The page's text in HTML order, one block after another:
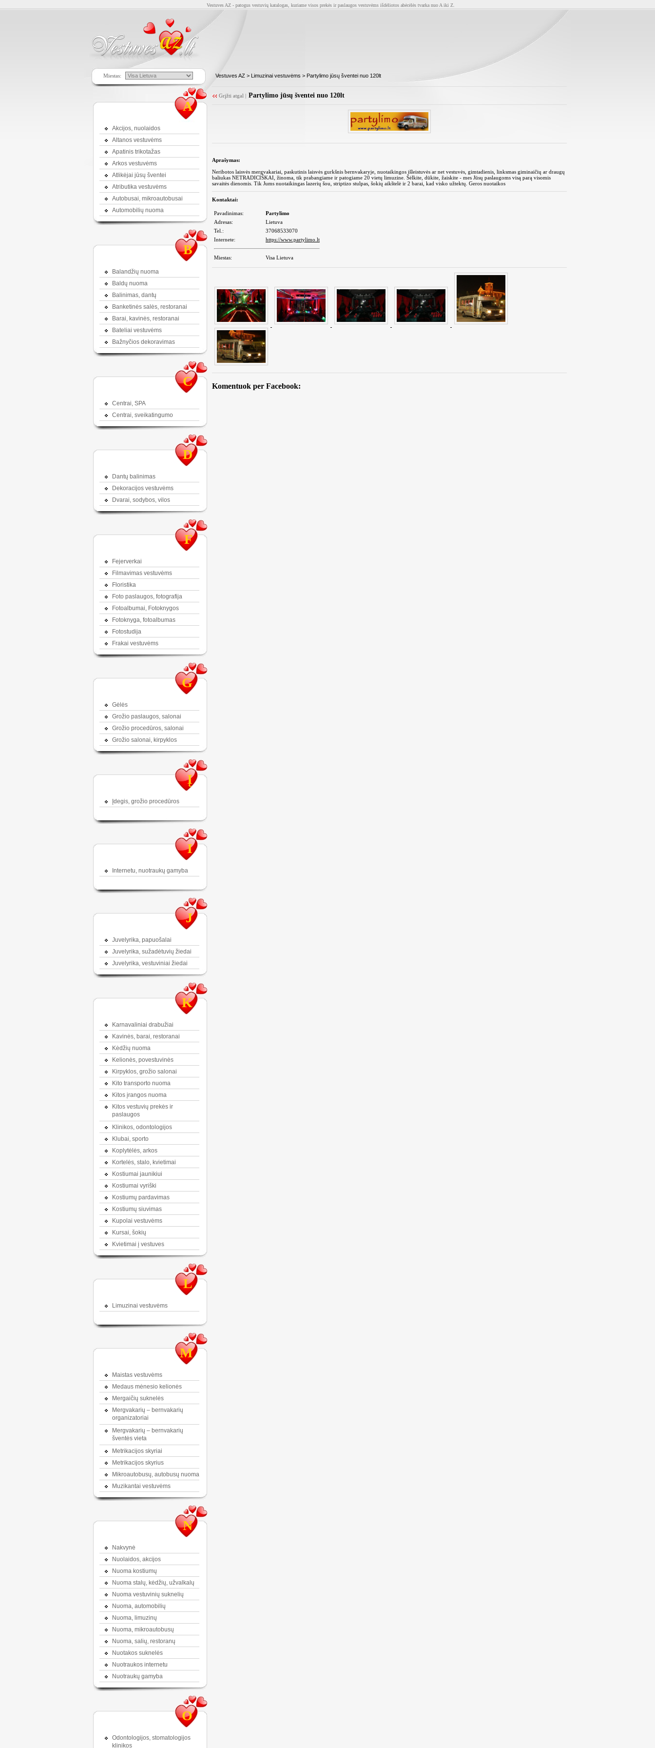
Vestuves AZ - patogus vestuvių katalogas, kuriame visos prekės ir paslaugos vestuvėms išdėliotos abėcėlės tvarka nuo A iki Z.
Miestas: Vestuves AZ > Limuzinai vestuvėms > Partylimo jūsų šventei nuo 120lt
A
Akcijos, nuolaidos
Altanos vestuvėms
Apatinis trikotažas
Arkos vestuvėms
Atlikėjai jūsų šventei
Atributika vestuvėms
Autobusai, mikroautobusai
Automobilių nuoma
B
Balandžių nuoma
Baldų nuoma
Balinimas, dantų
Banketinės salės, restoranai
Barai, kavinės, restoranai
Bateliai vestuvėms
Bažnyčios dekoravimas
C
Centrai, SPA
Centrai, sveikatingumo
D
Dantų balinimas
Dekoracijos vestuvėms
Dvarai, sodybos, vilos
F
Fejerverkai
Filmavimas vestuvėms
Floristika
Foto paslaugos, fotografija
Fotoalbumai, Fotoknygos
Fotoknyga, fotoalbumas
Fotostudija
Frakai vestuvėms
G
Gėlės
Grožio paslaugos, salonai
Grožio procedūros, salonai
Grožio salonai, kirpyklos
Į
Įdegis, grožio procedūros
I
Internetu, nuotraukų gamyba
J
Juvelyrika, papuošalai
Juvelyrika, sužadėtuvių žiedai
Juvelyrika, vestuviniai žiedai
K
Karnavaliniai drabužiai
Kavinės, barai, restoranai
Kėdžių nuoma
Kelionės, povestuvinės
Kirpyklos, grožio salonai
Kito transporto nuoma
Kitos įrangos nuoma
Kitos vestuvių prekės ir
paslaugos
Klinikos, odontologijos
Klubai, sporto
Koplytėlės, arkos
Kortelės, stalo, kvietimai
Kostiumai jaunikiui
Kostiumai vyriški
Kostiumų pardavimas
Kostiumų siuvimas
Kupolai vestuvėms
Kursai, šokių
Kvietimai į vestuves
L
Limuzinai vestuvėms
M
Maistas vestuvėms
Medaus mėnesio kelionės
Mergaičių suknelės
Mergvakarių – bernvakarių
organizatoriai
Mergvakarių – bernvakarių
šventės vieta
Metrikacijos skyriai
Metrikacijos skyrius
Mikroautobusų, autobusų nuoma
Muzikantai vestuvėms
N
Nakvynė
Nuolaidos, akcijos
Nuoma kostiumų
Nuoma stalų, kėdžių, užvalkalų
Nuoma vestuvinių suknelių
Nuoma, automobilių
Nuoma, limuzinų
Nuoma, mikroautobusų
Nuoma, salių, restoranų
Nuotakos suknelės
Nuotraukos internetu
Nuotraukų gamyba
O
Odontologijos, stomatologijos
klinikos
Grįžti atgal | Partylimo jūsų šventei nuo 120lt
Aprašymas:
Neribotos laisvės mergvakariai, paskutinis laisvės gurkšnis bernvakaryje, nuotaikingos išleistuvės ar net vestuvės, gimtadienis, linksmas giminaičių ar draugų
baliukas NETRADICIŠKAI, žinoma, tik prabangiame ir patogiame 20 vietų limuzine. Šėlkite, dūkite, žaiskite - mes Jūsų paslaugoms visą parą visomis
savaitės dienomis. Tik Jums nuotaikingas lazerių šou, striptizo stulpas, šokių aikštelė ir 2 barai, kad visko užtektų. Geros nuotaikos
Kontaktai:
Pavadinimas:
Partylimo
Adresas:
Lietuva
Tel.:
37068533070
Internete:
https://www.partylimo.lt
Miestas: Visa Lietuva
Komentuok per Facebook: